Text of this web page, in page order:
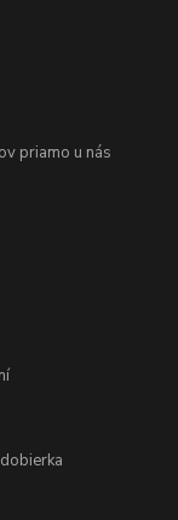
priamo u nás